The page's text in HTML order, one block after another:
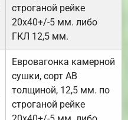
строганой рейке
20х40+/-5 мм. либо
ГКЛ 12,5 мм.
Евровагонка камерной
сушки, сорт АВ
толщиной, 12,5 мм. по
строганой рейке